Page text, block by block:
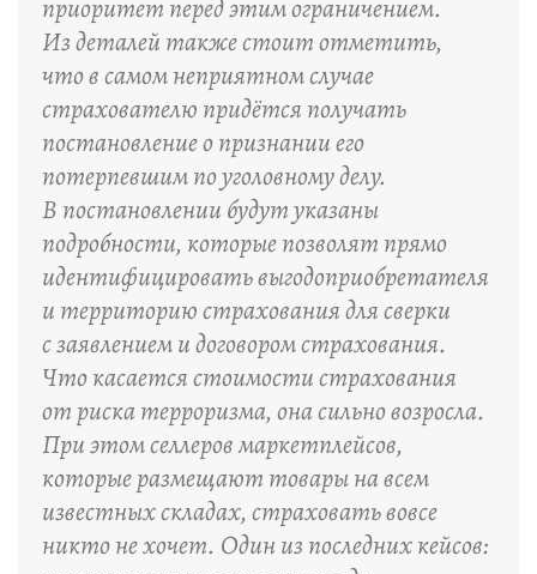
приоритет перед этим ограничением.
Из деталей также стоит отметить,
что в самом неприятном случае
страхователю придётся получать
постановление о признании его
потерпевшим по уголовному делу.
В постановлении будут указаны
подробности, которые позволят прямо
идентифицировать выгодоприобретателя
и территорию страхования для сверки
с заявлением и договором страхования.
Что касается стоимости страхования
от риска терроризма, она сильно возросла.
При этом селлеров маркетплейсов,
которые размещают товары на всем
известных складах, страховать вовсе
никто не хочет. Один из последних кейсов: